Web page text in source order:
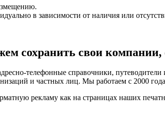
в зависимости от наличия или
сохранить свои компании,
телефонные справочники,
и частных лиц. Мы работаем с 2000
рекламу как на страницах наших